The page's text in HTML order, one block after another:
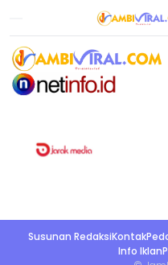
Susunan RedaksiKontak
Info Iklan